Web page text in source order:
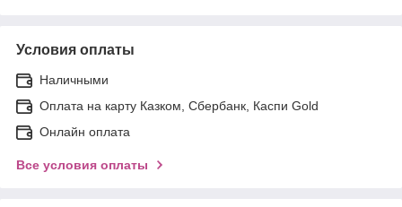
Условия оплаты
Наличными
Оплата на карту Казком, Сбербанк, Каспи Gold
Онлайн оплата
Все условия оплаты